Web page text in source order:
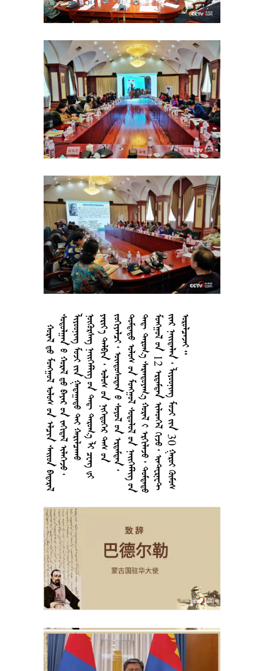
                                                         12           30   